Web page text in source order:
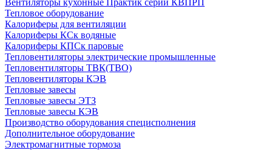
Вентиляторы кухонные Практик серии КВПРП
Тепловое оборудование
Калориферы для вентиляции
Калориферы КСк водяные
Калориферы КПСк паровые
Тепловентиляторы электрические промышленные
Тепловентиляторы ТВК(ТВО)
Тепловентиляторы КЭВ
Тепловые завесы
Тепловые завесы ЭТЗ
Тепловые завесы КЭВ
Производство оборудования специсполнения
Дополнительное оборудование
Электромагнитные тормоза